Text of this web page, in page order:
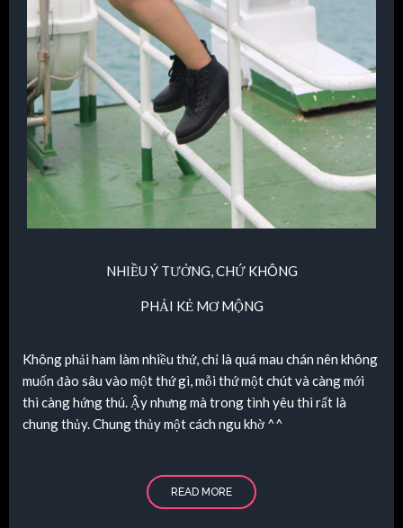
NHIỀU Ý TƯỞNG, CHỨ KHÔNG
PHẢI KẺ MƠ MỘNG
Không phải ham làm nhiều thứ, chỉ là quá mau chán nên không
muốn đào sâu vào một thứ gì, mỗi thứ một chút và càng mới
thì càng hứng thú. Ậy nhưng mà trong tình yêu thì rất là
chung thủy. Chung thủy một cách ngu khờ ^^
READ MORE